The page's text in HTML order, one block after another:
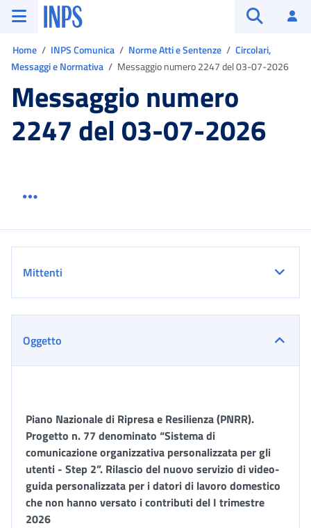
Vai al menu principale
Vai al contenuto principale
Vai al pie' di pagina
INPS ()
Home INPS Comunica Norme Atti e Sentenze
Circolari,
Messaggi e Normativa
Messaggio numero 2247 del 03-07-2026
Messaggio numero
2247 del 03-07-2026
Mittenti
Oggetto
Piano Nazionale di Ripresa e Resilienza (PNRR).
Progetto n. 77 denominato “Sistema di
comunicazione organizzativa personalizzata per gli
utenti - Step 2”. Rilascio del nuovo servizio di video-
guida personalizzata per i datori di lavoro domestico
che non hanno versato i contributi del I trimestre
2026